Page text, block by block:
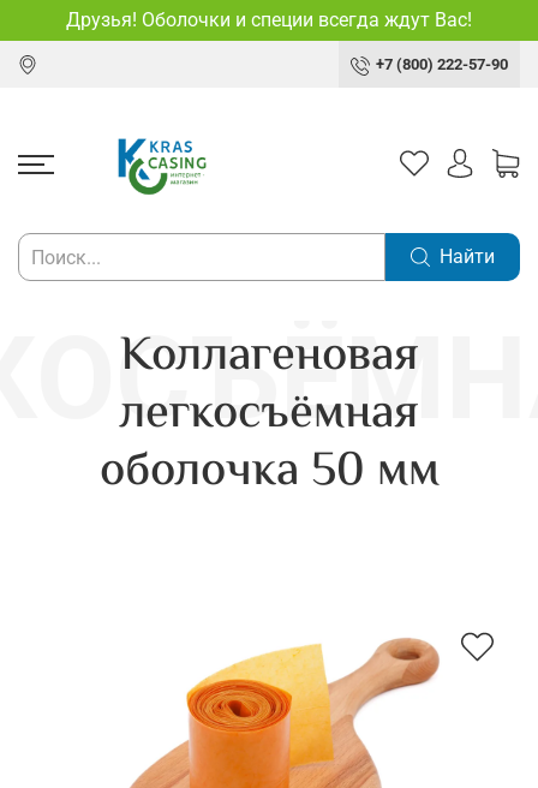
Друзья! Оболочки и специи всегда ждут Вас!
+7 (800) 222-57-90
Найти
Коллагеновая
легкосъёмная
оболочка 50 мм